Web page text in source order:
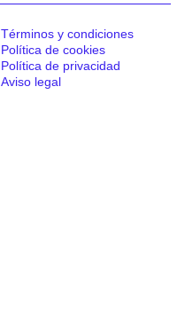
Términos y condiciones
Política de cookies
Política de privacidad
Aviso legal